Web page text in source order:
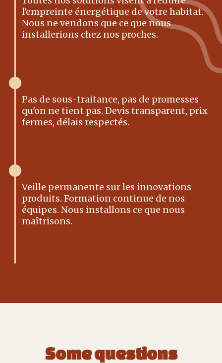
l'empreinte énergétique de votre habitat.
Nous ne vendons que ce que nous
installerions chez nos proches.
Pas de sous-traitance, pas de promesses
qu'on ne tient pas. Devis transparent, prix
fermes, délais respectés.
Veille permanente sur les innovations
produits. Formation continue de nos
équipes. Nous installons ce que nous
maîtrisons.
Some questions